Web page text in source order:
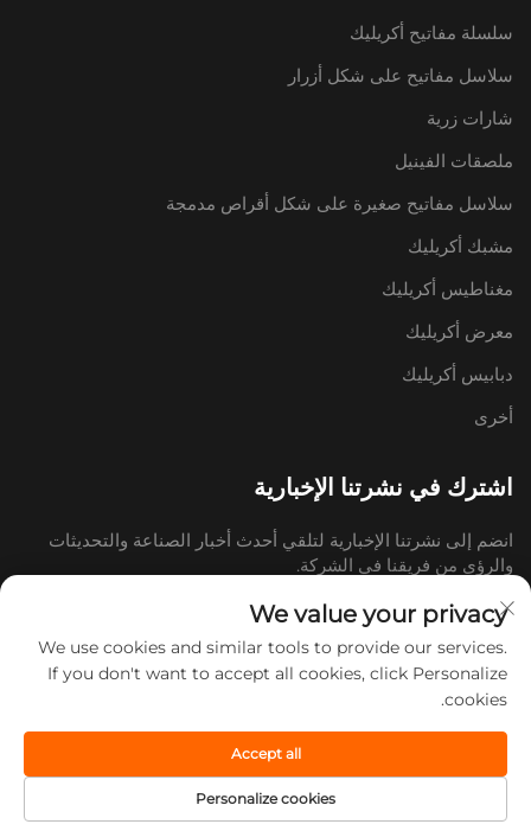
سلسلة مفاتيح أكريليك
سلاسل مفاتيح على شكل أزرار
شارات زرية
ملصقات الفينيل
سلاسل مفاتيح صغيرة على شكل أقراص مدمجة
مشبك أكريليك
مغناطيس أكريليك
معرض أكريليك
دبابيس أكريليك
أخرى
اشترك في نشرتنا الإخبارية
انضم إلى نشرتنا الإخبارية لتلقي أحدث أخبار الصناعة والتحديثات
والرؤى من فريقنا في الشركة.
المحدودة. جميع الحقوق محفوظة. -
We value your privacy
We use cookies and similar tools to provide our services.
If you don't want to accept all cookies, click Personalize
cookies.
Personalize cookies
Accept all